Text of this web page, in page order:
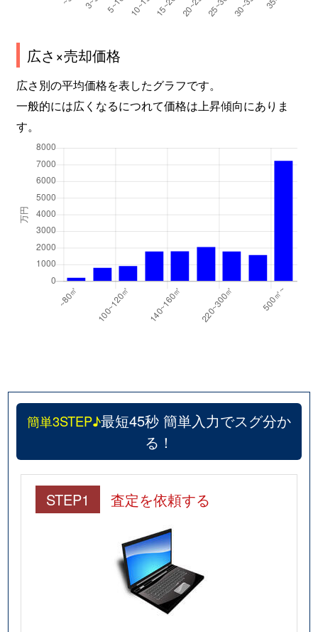
広さ×売却価格
広さ別の平均価格を表したグラフです。
一般的には広くなるにつれて価格は上昇傾向にありま
す。
簡単3STEP♪最短45秒 簡単入力でスグ分か
る！
STEP1 査定を依頼する